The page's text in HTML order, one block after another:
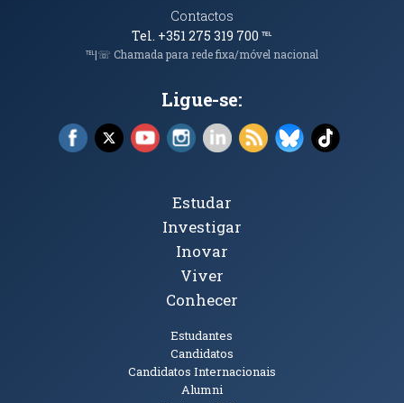
Contactos
Tel. +351 275 319 700℡
℡|☏ Chamada para rede fixa/móvel nacional
Ligue-se:
Facebook (abre em nova janela)
X (abre em nova janela)
YouTube (abre em nova janela)
Instagram (abre em nova janela)
LinkedIn (abre em nova
RSS (abre em nova
Bluesky (abre
TikTok
Tópicos Principais
Estudar
Investigar
Inovar
Viver
Conhecer
Estudantes
Candidatos
Candidatos Internacionais
Alumni